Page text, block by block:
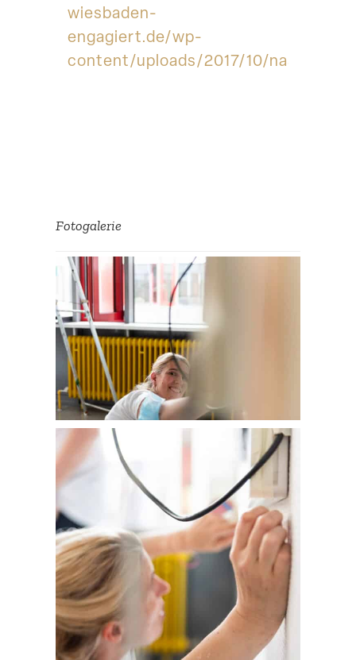
wiesbaden-
engagiert.de/wp-
content/uploads/2017/10/
Fotoga­lerie